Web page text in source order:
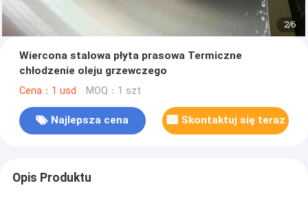
2/6
Wiercona stalowa płyta prasowa Termiczne
chłodzenie oleju grzewczego
Cena：1 usd MOQ：1 szt
Najlepsza cena Skontaktuj się teraz
Opis Produktu